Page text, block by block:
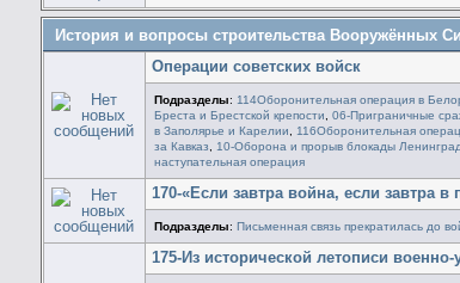
История и вопросы строительства Вооружённых
Операции советских войск
Подразделы: 114Оборонительная операция в
Бреста и Брестской крепости
06-Приграничные
в Заполярье и Карелии
116Оборонительная
за Кавказ, 10-Оборона и прорыв блокады
наступательная операция
170-«Если завтра война, если завтра
Подразделы: Письменная связь прекратилась до
175-Из исторической летописи